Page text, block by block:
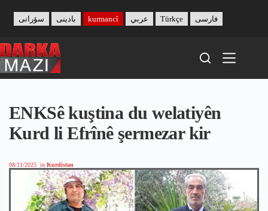
content
بادینی سۆرانی kurmancî عربي Türkçe فارسی
ENKSê kuştina du welatiyên
Kurd li Efrînê şermezar kir
08/11/2025 in Kurdistan